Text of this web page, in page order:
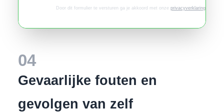
Door dit formulier te versturen ga je akkoord met onze privacyverklaring.
04
Gevaarlijke fouten en
gevolgen van zelf